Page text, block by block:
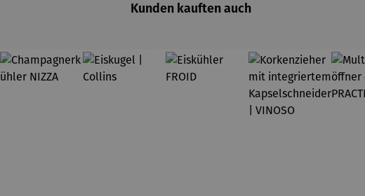
Kunden kauften auch